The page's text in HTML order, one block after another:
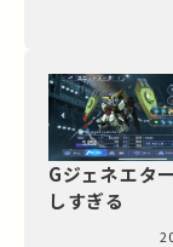
Gジェネエタ
しすぎる